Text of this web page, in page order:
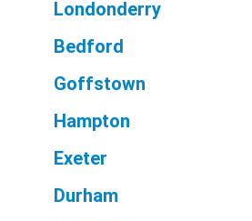
Londonderry
Bedford
Goffstown
Hampton
Exeter
Durham